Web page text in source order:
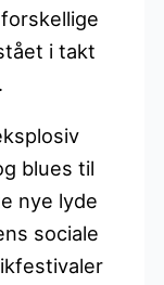
i takt
blues til
nye lyde
sociale